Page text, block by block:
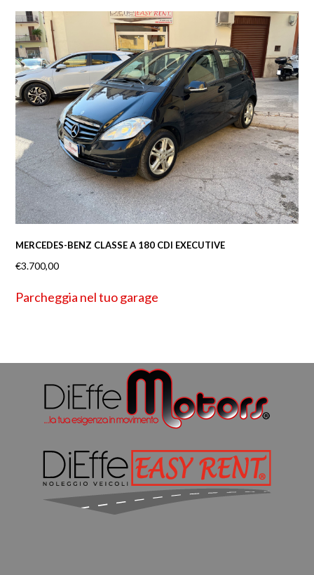
MERCEDES-BENZ CLASSE A 180 CDI EXECUTIVE
€3.700,00
Parcheggia nel tuo garage